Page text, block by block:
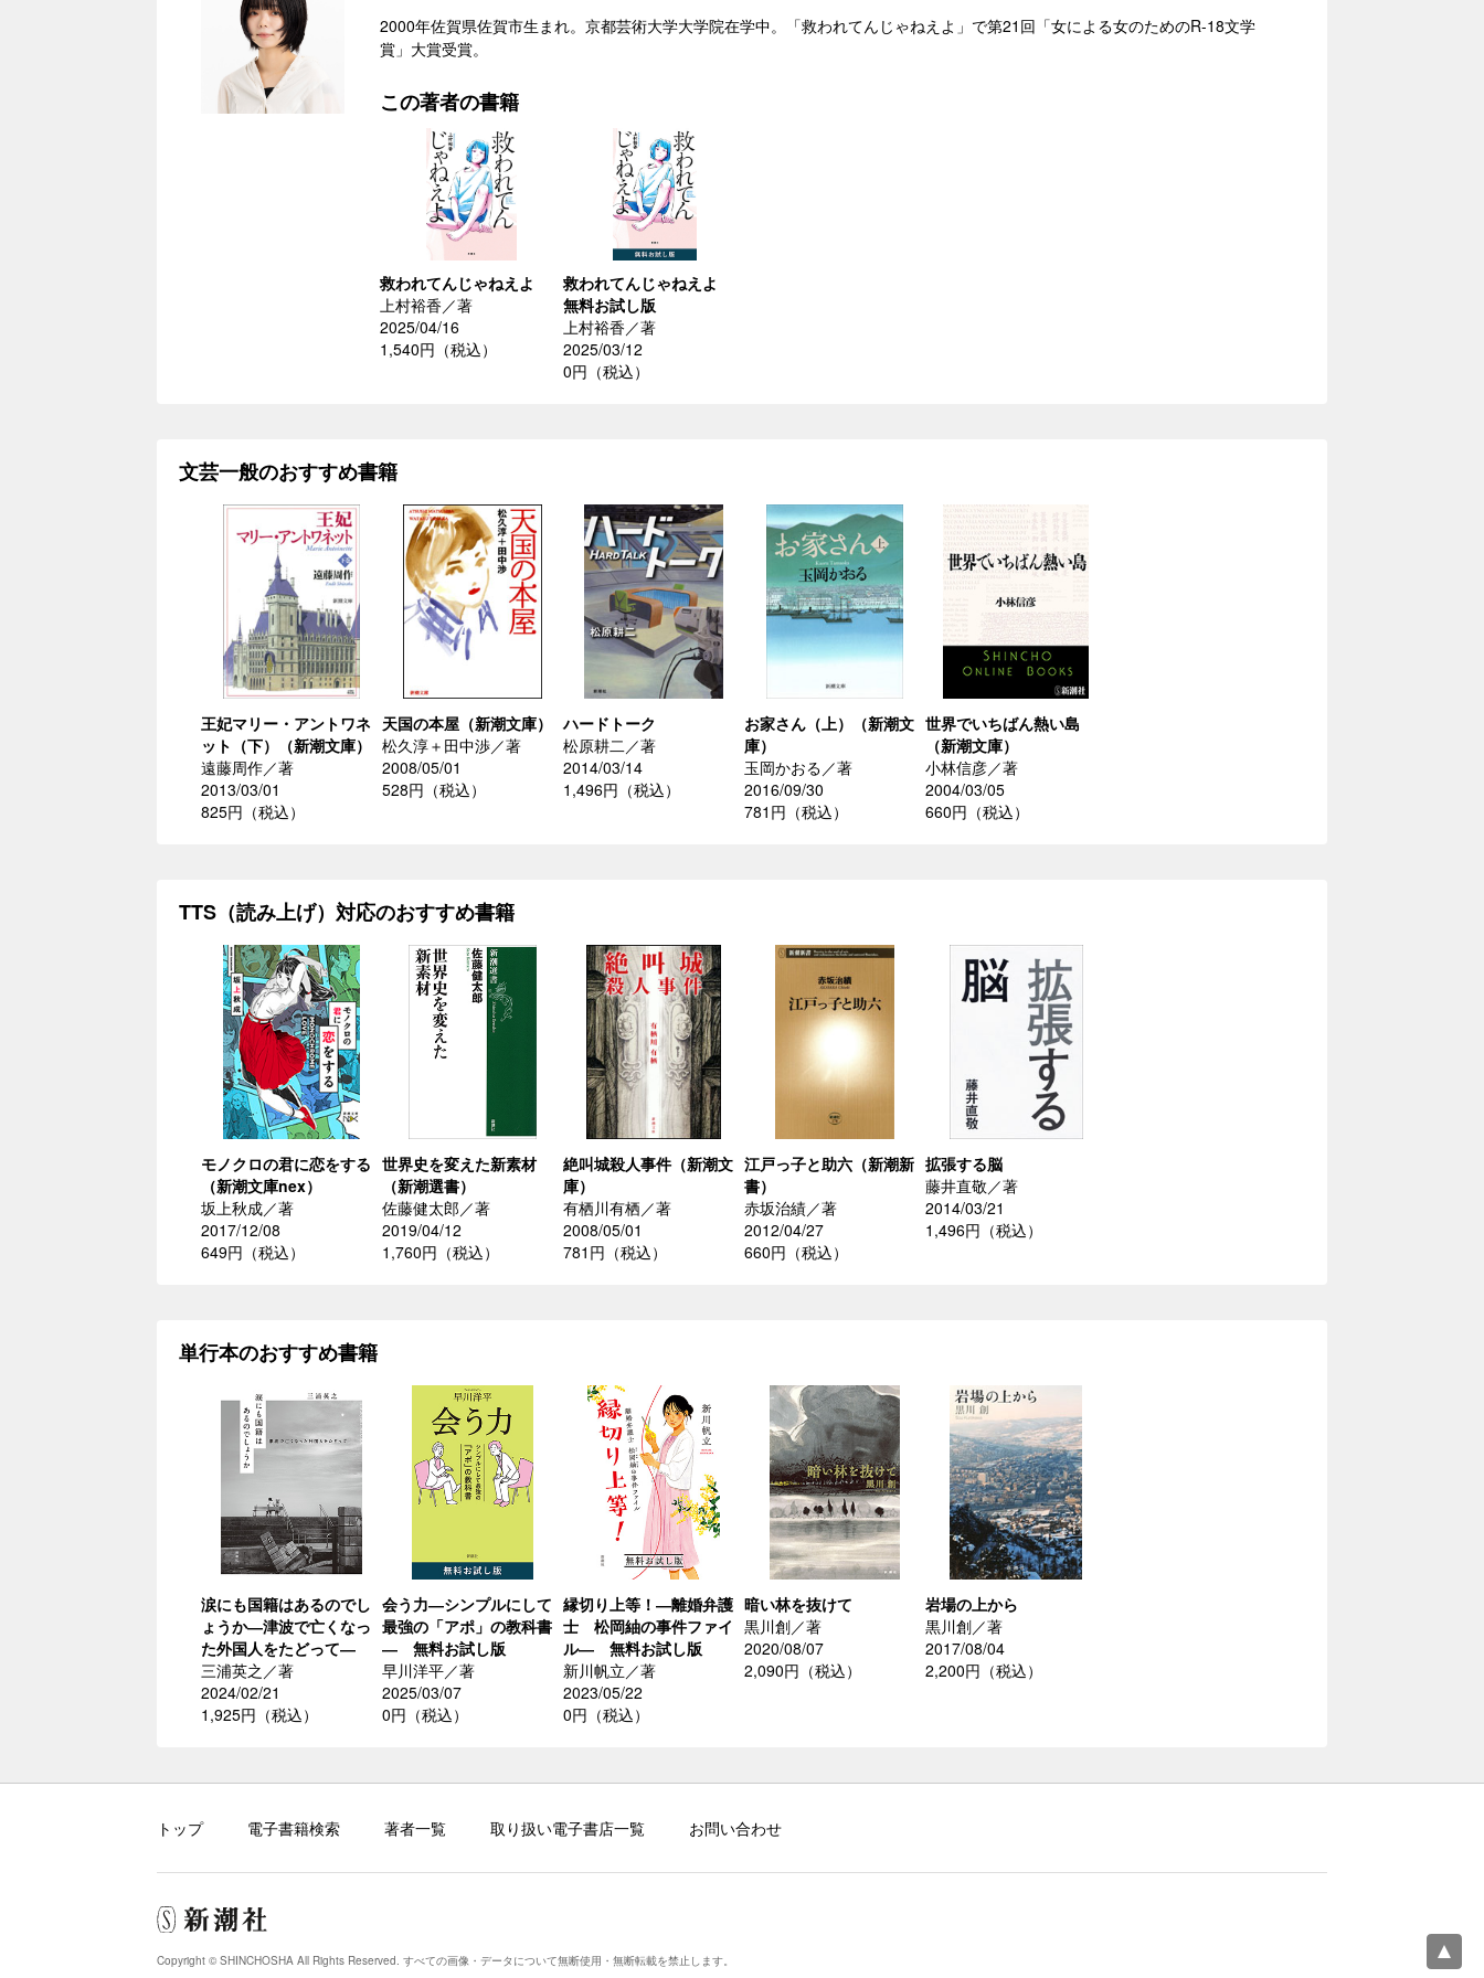
2000年佐賀県佐賀市生まれ。京都芸術大学大学院在学中。「救われてんじゃねえよ」で第21回「女による女のためのR-18文学
賞」大賞受賞。
この著者の書籍
救われてんじゃねえよ
上村裕香／著
2025/04/16
1,540円（税込）
救われてんじゃねえよ
無料お試し版
上村裕香／著
2025/03/12
0円（税込）
文芸一般のおすすめ書籍
王妃マリー・アントワネ
ット（下）（新潮文庫）
遠藤周作／著
2013/03/01
825円（税込）
天国の本屋（新潮文庫）
松久淳＋田中渉／著
2008/05/01
528円（税込）
ハードトーク
松原耕二／著
2014/03/14
1,496円（税込）
お家さん（上）（新潮文
庫）
玉岡かおる／著
2016/09/30
781円（税込）
世界でいちばん熱い島
（新潮文庫）
小林信彦／著
2004/03/05
660円（税込）
TTS（読み上げ）対応のおすすめ書籍
モノクロの君に恋をする
（新潮文庫nex）
坂上秋成／著
2017/12/08
649円（税込）
世界史を変えた新素材
（新潮選書）
佐藤健太郎／著
2019/04/12
1,760円（税込）
絶叫城殺人事件（新潮文
庫）
有栖川有栖／著
2008/05/01
781円（税込）
江戸っ子と助六（新潮新
書）
赤坂治績／著
2012/04/27
660円（税込）
拡張する脳
藤井直敬／著
2014/03/21
1,496円（税込）
単行本のおすすめ書籍
涙にも国籍はあるのでし
ょうか―津波で亡くなっ
た外国人をたどって―
三浦英之／著
2024/02/21
1,925円（税込）
会う力―シンプルにして
最強の「アポ」の教科書
― 無料お試し版
早川洋平／著
2025/03/07
0円（税込）
縁切り上等！―離婚弁護
士 松岡紬の事件ファイ
ル― 無料お試し版
新川帆立／著
2023/05/22
0円（税込）
暗い林を抜けて
黒川創／著
2020/08/07
2,090円（税込）
岩場の上から
黒川創／著
2017/08/04
2,200円（税込）
トップ 電子書籍検索 著者一覧 取り扱い電子書店一覧 お問い合わせ
Copyright © SHINCHOSHA All Rights Reserved. すべての画像・データについて無断使用・無断転載を禁止します。